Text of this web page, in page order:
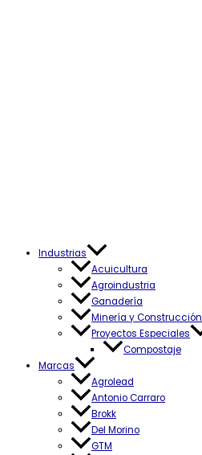
Industrias
Acuicultura
Agroindustria
Ganadería
Minería y Construcción
Proyectos Especiales
Compostaje
Marcas
Agrolead
Antonio Carraro
Brokk
Del Morino
GTM